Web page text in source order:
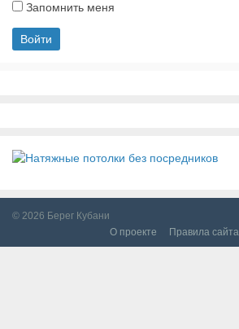
Запомнить меня
© 2026 Берег Кубани
О проекте
Правила сайта